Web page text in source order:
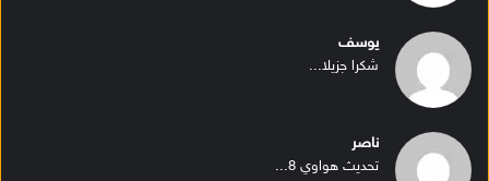
يوسف
شكرا جزيلا...
ناصر
تحديث هواوي 8...